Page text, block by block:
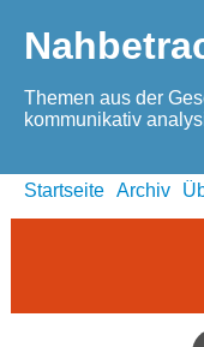
Themen aus der
kommunikativ
Startseite Archiv